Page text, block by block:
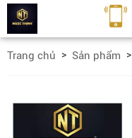
Trang chủ Sản phẩm